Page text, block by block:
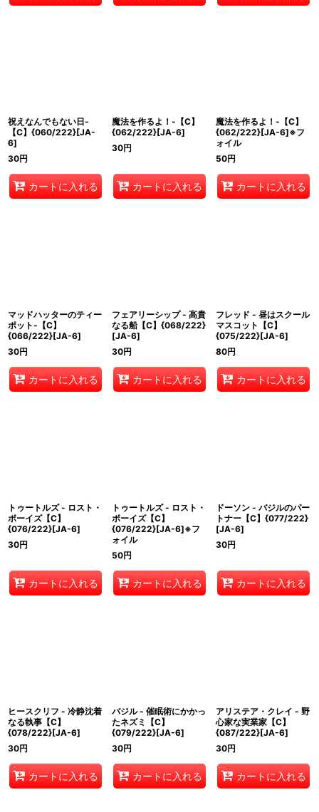
祝えなんでもない日-
【C】{060/222}[JA-
6]
30円
カートに入れる
魔法を作るよ！-【C】
{062/222}[JA-6]
30円
カートに入れる
魔法を作るよ！-【C】
{062/222}[JA-6]※フ
ォイル
50円
カートに入れる
マッドハッターのティー
ポット-【C】
{066/222}[JA-6]
30円
カートに入れる
フェアリーシップ - 高貴
なる船【C】{068/222}
[JA-6]
30円
カートに入れる
フレッド - 昼はスクール
マスコット【C】
{075/222}[JA-6]
80円
カートに入れる
トゥートルズ - ロスト・
ボーイズ【C】
{076/222}[JA-6]
30円
カートに入れる
トゥートルズ - ロスト・
ボーイズ【C】
{076/222}[JA-6]※フ
ォイル
50円
カートに入れる
ドーソン - バジルのパー
トナー【C】{077/222}
[JA-6]
30円
カートに入れる
ヒースクリフ - 冷静沈着
なる執事【C】
{078/222}[JA-6]
30円
カートに入れる
バジル - 催眠術にかかっ
たネズミ【C】
{079/222}[JA-6]
30円
カートに入れる
アリステア・クレイ - 野
心家な実業家【C】
{087/222}[JA-6]
30円
カートに入れる